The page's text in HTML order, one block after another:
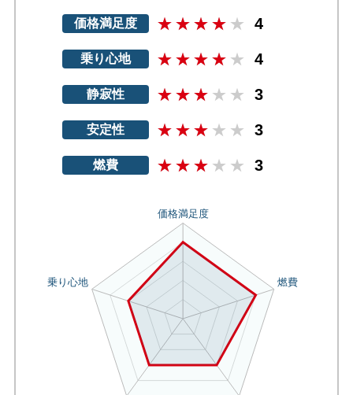
価格満足度 4
乗り心地 4
静寂性 3
安定性 3
燃費 3